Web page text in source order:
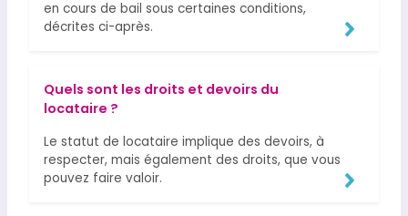
en cours de bail sous certaines conditions,
décrites ci-après.
Quels sont les droits et devoirs du
locataire ?
Le statut de locataire implique des devoirs, à
respecter, mais également des droits, que vous
pouvez faire valoir.